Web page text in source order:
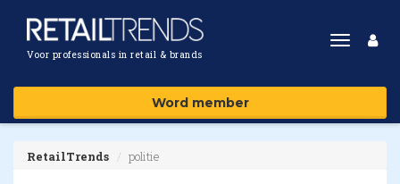
Voor professionals in retail & brands
Toggle
Word member
RetailTrends politie